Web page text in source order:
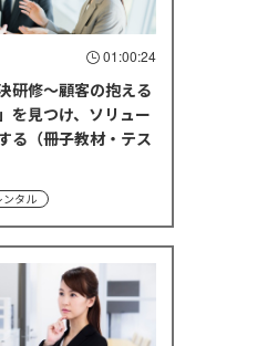
01:00:24
研修～顧客の抱える
を見つけ、ソリュー
る（冊子教材・テス
ンタル